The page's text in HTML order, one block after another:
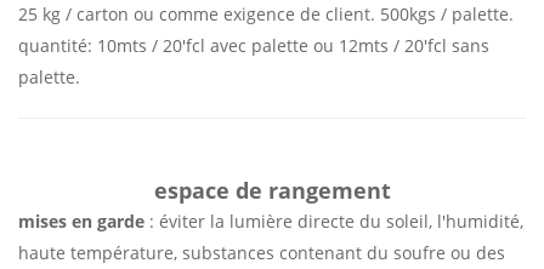
25 kg / carton ou comme exigence de client. 500kgs / palette.
quantité: 10mts / 20'fcl avec palette ou 12mts / 20'fcl sans
palette.
espace de rangement
mises en garde : éviter la lumière directe du soleil, l'humidité,
haute température, substances contenant du soufre ou des